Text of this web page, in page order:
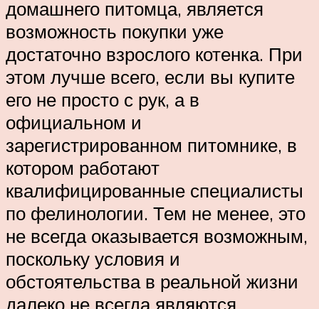
домашнего питомца, является
возможность покупки уже
достаточно взрослого котенка. При
этом лучше всего, если вы купите
его не просто с рук, а в
официальном и
зарегистрированном питомнике, в
котором работают
квалифицированные специалисты
по фелинологии. Тем не менее, это
не всегда оказывается возможным,
поскольку условия и
обстоятельства в реальной жизни
далеко не всегда являются